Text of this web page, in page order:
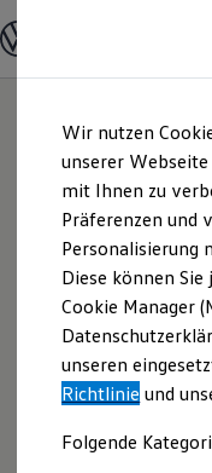
Hauptinhalt
springen
Footer
springen
Modelle und
Modelle
Elektroautos
ENERGY
SUV und CUV
Kombis
Sportwagen
Schnell verfügbare
Angebote und
Aktuelle
E-Auto-
Volkswagen
Junge
Wir nutzen
unserer
mit Ihnen zu
Präferenzen und
Personalisierung
Diese können
Cookie Manager
unseren
Richtlinie und
Folgende